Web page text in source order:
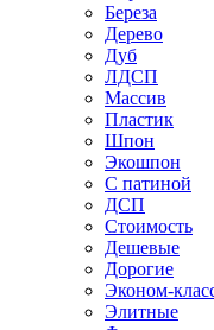
Береза
Дерево
Дуб
ЛДСП
Массив
Пластик
Шпон
Экошпон
С патиной
ДСП
Стоимость
Дешевые
Дорогие
Эконом-
Элитные